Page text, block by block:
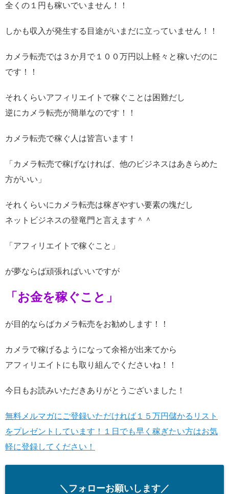
全くの１円も稼いでいません！！
しかも収入が発生する目途がいまだに立っていません！！
カメラ転売では３か月で１００万円以上軽々と稼いだのに
です！！
それくらいアフィリエイトで稼ぐことは困難だし
逆にカメラ転売が簡単なのです！！
カメラ転売で稼ぐ人は皆言います！
「カメラ転売で稼げなければ、他のビジネスはあきらめた
方がいい」
それくらいにカメラ転売は稼ぎやすい要素の塊だし
ネットビジネスの登竜門と言えます＾＾
「アフィリエイトで稼ぐこと」
が夢ならば頑張ればいいですが
「お金を稼ぐこと」
が目的ならばカメラ転売をお勧めします！！
カメラで稼げるようになって余裕が出来てから
アフィリエイトにも取り組んでくださいね！！
今日もお読みいただきありがとうございました！
無料メルマガにご登録いただければ１５万円儲かるリスト
をプレゼントしています！１日でも早く稼ぎたい方はお気
軽に登録してください！
＼フォローお願いします／